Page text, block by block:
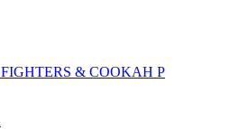
& COOKAH P